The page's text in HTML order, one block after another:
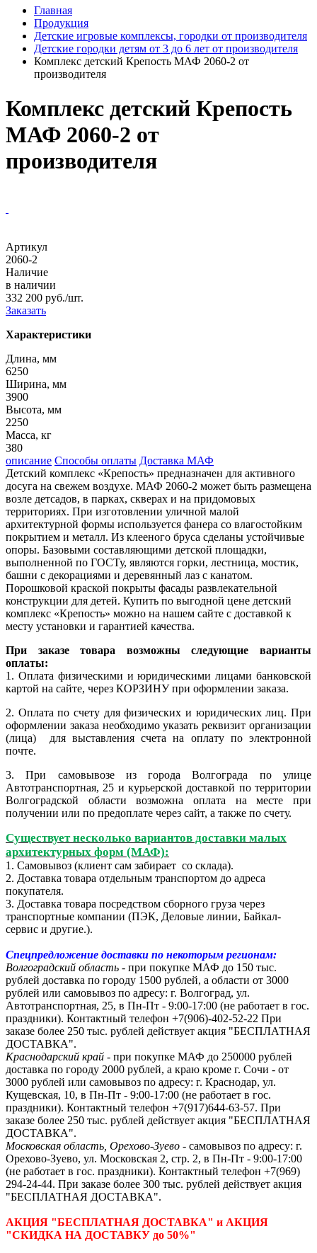
Главная
Продукция
Детские игровые комплексы, городки от производителя
Детские городки детям от 3 до 6 лет от производителя
Комплекс детский Крепость МАФ 2060-2 от
производителя
Комплекс детский Крепость
МАФ 2060-2 от
производителя
Артикул
2060-2
Наличие
в наличии
332 200 руб./шт.
Заказать
Характеристики
Длина, мм
6250
Ширина, мм
3900
Высота, мм
2250
Масса, кг
380
описание Способы оплаты Доставка МАФ
Детский комплекс «Крепость» предназначен для активного
досуга на свежем воздухе. МАФ 2060-2 может быть размещена
возле детсадов, в парках, скверах и на придомовых
территориях. При изготовлении уличной малой
архитектурной формы используется фанера со влагостойким
покрытием и металл. Из клееного бруса сделаны устойчивые
опоры. Базовыми составляющими детской площадки,
выполненной по ГОСТу, являются горки, лестница, мостик,
башни с декорациями и деревянный лаз с канатом.
Порошковой краской покрыты фасады развлекательной
конструкции для детей. Купить по выгодной цене детский
комплекс «Крепость» можно на нашем сайте с доставкой к
месту установки и гарантией качества.
При заказе товара возможны следующие варианты
оплаты:
1. Оплата физическими и юридическими лицами банковской
картой на сайте, через КОРЗИНУ при оформлении заказа.
2. Оплата по счету для физических и юридических лиц. При
оформлении заказа необходимо указать реквизит организации
(лица) для выставления счета на оплату по электронной
почте.
3. При самовывозе из города Волгограда по улице
Автотранспортная, 25 и курьерской доставкой по территории
Волгоградской области возможна оплата на месте при
получении или по предоплате через сайт, а также по счету.
Существует несколько вариантов доставки малых
архитектурных форм (МАФ):
1. Самовывоз (клиент сам забирает со склада).
2. Доставка товара отдельным транспортом до адреса
покупателя.
3. Доставка товара посредством сборного груза через
транспортные компании (ПЭК, Деловые линии, Байкал-
сервис и другие.).
Спецпредложение доставки по некоторым регионам:
Волгоградский область - при покупке МАФ до 150 тыс.
рублей доставка по городу 1500 рублей, а области от 3000
рублей или самовывоз по адресу: г. Волгоград, ул.
Автотранспортная, 25, в Пн-Пт - 9:00-17:00 (не работает в гос.
праздники). Контактный телефон +7(906)-402-52-22 При
заказе более 250 тыс. рублей действует акция "БЕСПЛАТНАЯ
ДОСТАВКА".
Краснодарский край - при покупке МАФ до 250000 рублей
доставка по городу 2000 рублей, а краю кроме г. Сочи - от
3000 рублей или самовывоз по адресу: г. Краснодар, ул.
Кущевская, 10, в Пн-Пт - 9:00-17:00 (не работает в гос.
праздники). Контактный телефон +7(917)644-63-57. При
заказе более 250 тыс. рублей действует акция "БЕСПЛАТНАЯ
ДОСТАВКА".
Московская область, Орехово-Зуево - самовывоз по адресу: г.
Орехово-Зуево, ул. Московская 2, стр. 2, в Пн-Пт - 9:00-17:00
(не работает в гос. праздники). Контактный телефон +7(969)
294-24-44. При заказе более 300 тыс. рублей действует акция
"БЕСПЛАТНАЯ ДОСТАВКА".
АКЦИЯ "БЕСПЛАТНАЯ ДОСТАВКА" и АКЦИЯ
"СКИДКА НА ДОСТАВКУ до 50%"